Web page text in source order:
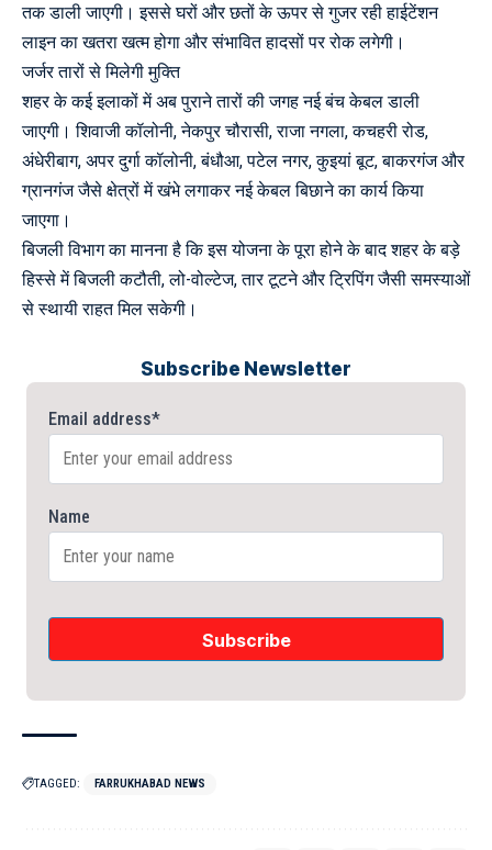
तक डाली जाएगी। इससे घरों और छतों के ऊपर से गुजर रही हाईटेंशन
लाइन का खतरा खत्म होगा और संभावित हादसों पर रोक लगेगी।
जर्जर तारों से मिलेगी मुक्ति
शहर के कई इलाकों में अब पुराने तारों की जगह नई बंच केबल डाली
जाएगी। शिवाजी कॉलोनी, नेकपुर चौरासी, राजा नगला, कचहरी रोड,
अंधेरीबाग, अपर दुर्गा कॉलोनी, बंधौआ, पटेल नगर, कुइयां बूट, बाकरगंज और
ग्रानगंज जैसे क्षेत्रों में खंभे लगाकर नई केबल बिछाने का कार्य किया
जाएगा।
बिजली विभाग का मानना है कि इस योजना के पूरा होने के बाद शहर के बड़े
हिस्से में बिजली कटौती, लो-वोल्टेज, तार टूटने और ट्रिपिंग जैसी समस्याओं
से स्थायी राहत मिल सकेगी।
Subscribe Newsletter
Email address*
Name
TAGGED: FARRUKHABAD NEWS